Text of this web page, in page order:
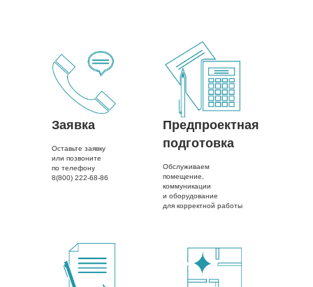
Оставьте заявку
или позвоните
по телефону
8(800) 222-68-86
Заявка
Обслуживаем
помещение,
коммуникации
и оборудование
для корректной работы
Предпроектная
подготовка